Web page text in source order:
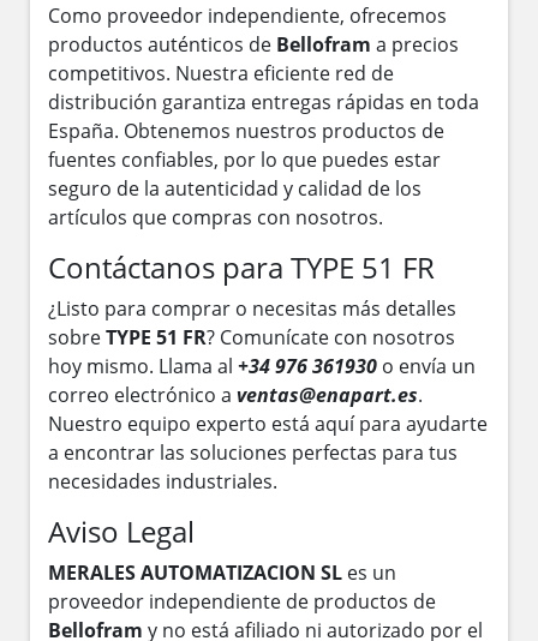
Como proveedor independiente, ofrecemos
productos auténticos de Bellofram a precios
competitivos. Nuestra eficiente red de
distribución garantiza entregas rápidas en toda
España. Obtenemos nuestros productos de
fuentes confiables, por lo que puedes estar
seguro de la autenticidad y calidad de los
artículos que compras con nosotros.
Contáctanos para TYPE 51 FR
¿Listo para comprar o necesitas más detalles
sobreTYPE 51 FR? Comunícate con nosotros
hoy mismo. Llama al +34 976 361930 o envía un
correo electrónico a ventas@enapart.es.
Nuestro equipo experto está aquí para ayudarte
a encontrar las soluciones perfectas para tus
necesidades industriales.
Aviso Legal
MERALES AUTOMATIZACION SL es un
proveedor independiente de productos de
Bellofram y no está afiliado ni autorizado por el